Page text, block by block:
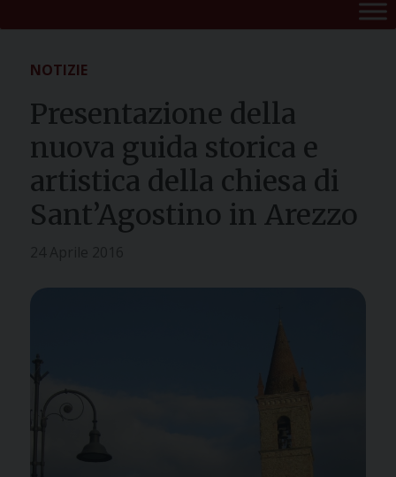
NOTIZIE
Presentazione della
nuova guida storica e
artistica della chiesa di
Sant’Agostino in Arezzo